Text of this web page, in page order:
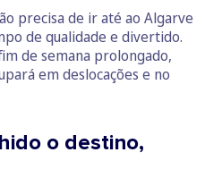
precisa de ir até ao Algarve
de qualidade e divertido.
de semana prolongado,
em deslocações e no
o destino,